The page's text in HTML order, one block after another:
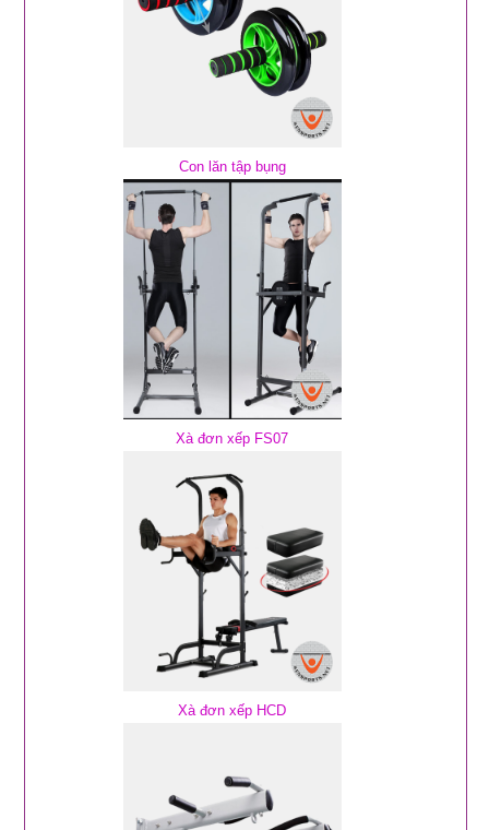
Con lăn tập bụng
Xà đơn xếp FS07
Xà đơn xếp HCD